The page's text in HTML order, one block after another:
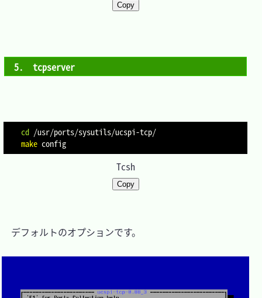
Copy
5.　tcpserver
cd
make
Tcsh
Copy
デフォルトのオプションです。